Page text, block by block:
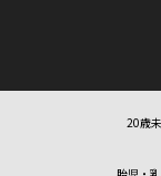
20歳